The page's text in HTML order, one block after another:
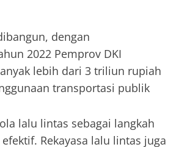
dengan
2022 Pemprov DKI
lebih dari 3 triliun rupiah
transportasi publik
lalu lintas sebagai langkah
Rekayasa lalu lintas juga